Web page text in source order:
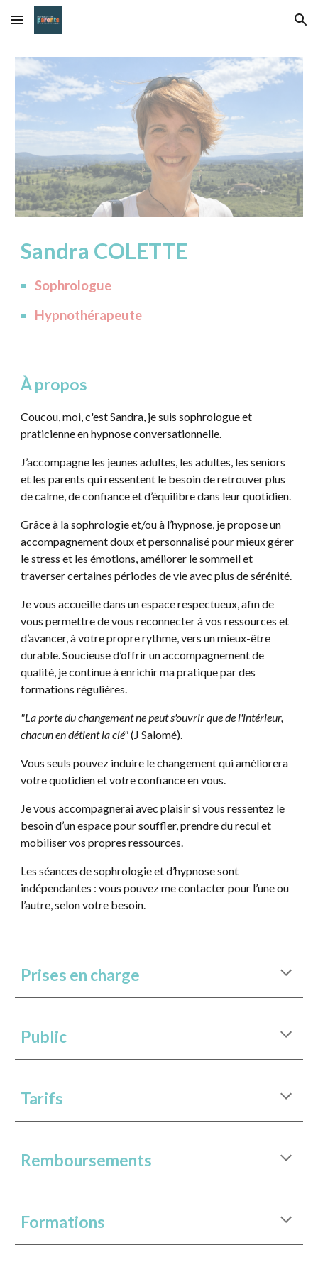
Skip to main content Skip to navigation
Sandra COLETTE
Sophrologue
Hypnothérapeute
À propos
Coucou, moi, c'est Sandra, je suis sophrologue et
praticienne en hypnose conversationnelle.
J’accompagne les jeunes adultes, les adultes, les seniors
et les parents qui ressentent le besoin de retrouver plus
de calme, de confiance et d’équilibre dans leur quotidien.
Grâce à la sophrologie et/ou à l’hypnose, je propose un
accompagnement doux et personnalisé pour mieux gérer
le stress et les émotions, améliorer le sommeil et
traverser certaines périodes de vie avec plus de sérénité.
Je vous accueille dans un espace respectueux, afin de
vous permettre de vous reconnecter à vos ressources et
d’avancer, à votre propre rythme, vers un mieux-être
durable. Soucieuse d’offrir un accompagnement de
qualité, je continue à enrichir ma pratique par des
formations régulières.
"La porte du changement ne peut s'ouvrir que de l'intérieur,
chacun en détient la clé"(J Salomé).
Vous seuls pouvez induire le changement qui améliorera
votre quotidien et votre confiance en vous.
Je vous accompagnerai avec plaisir si vous ressentez le
besoin d’un espace pour souffler, prendre du recul et
mobiliser vos propres ressources.
Les séances de sophrologie et d’hypnose sont
indépendantes : vous pouvez me contacter pour l’une ou
l’autre, selon votre besoin.
Prises en charge
Public
Tarifs
Remboursements
Formations